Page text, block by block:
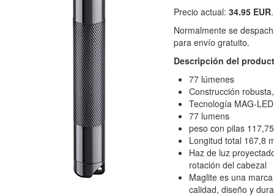
Precio actual: 34.95 EUR
Normalmente se
para envío gratuito.
Descripción del
77 lúmenes
Construcción
Tecnología MAG-LED
77 lumens
peso con pilas
Longitud total 167,8
Haz de luz
rotación del cabezal
Maglite es una
calidad, diseño y